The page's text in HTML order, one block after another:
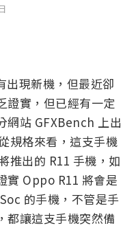
出現新機，但最近卻
證實，但已經有一定
網站 GFXBench 上出
規格來看，這支手機
推出的 R11 手機，如
實 Oppo R11 將會是
的手機，不管是手
都讓這支手機突然備